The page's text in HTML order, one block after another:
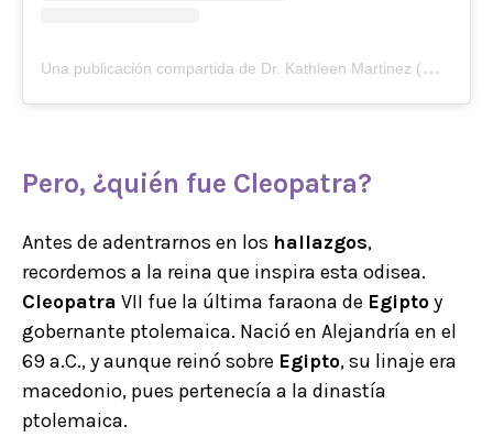
U
na publicación compartida de Dr. Kathleen Martinez (@drkathleenmartinez)
Pero, ¿quién fue Cleopatra?
Antes de adentrarnos en los hallazgos,
recordemos a la reina que inspira esta odisea.
Cleopatra VII fue la última faraona de Egiptoy
gobernante ptolemaica. Nació en Alejandría en el
69 a.C., y aunque reinó sobre Egipto, su linaje era
macedonio, pues pertenecía a la dinastía
ptolemaica.